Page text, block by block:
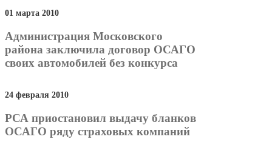
01 марта 2010
Администрация Московского
района заключила договор ОСАГО
своих автомобилей без конкурса
24 февраля 2010
РСА приостановил выдачу бланков
ОСАГО ряду страховых компаний